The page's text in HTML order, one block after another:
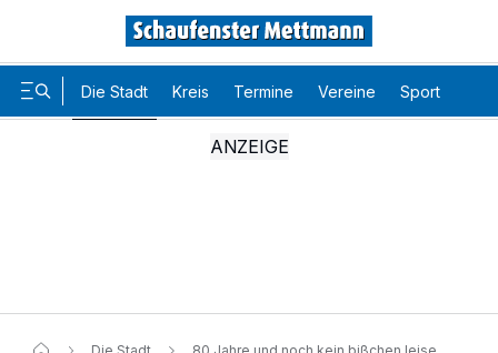
Die Stadt Kreis Termine Vereine Sport